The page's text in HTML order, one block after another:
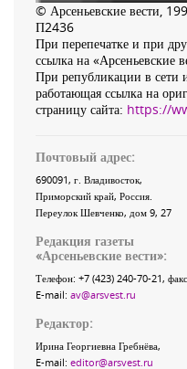
© Арсеньевские вести,
П2436
При перепечатке и при
ссылка на «Арсеньевские
При републикации в сети
работающая ссылка на
страницу сайта: https://
Почтовый адрес:
690091, г. Владивосток,
Приморский край, Россия
Переулок Шевченко, дом 9, 27
Редакция газеты
«Арсеньевские вести»:
Телефон: +7 (423) 240-70-21,
E-mail: av@arsvest.ru
Редактор:
Ирина Георгиевна Гребнёва,
E-mail: editor@arsvest.ru